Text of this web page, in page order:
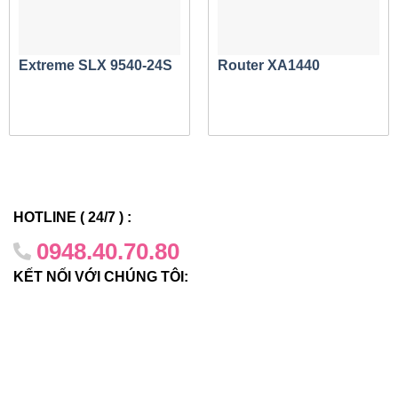
Ethernet, cùng với 2 x 10 cổng Gigabit SFP+
Đầu cuối của mạng vải hợp nhất
Được kích hoạt bằng phần mềm Fabric Connect VPN, XA
Extreme SLX 9540-24S Router XA1440
HOTLINE ( 24/7 ) :
0948.40.70.80
KẾT NỐI VỚI CHÚNG TÔI: